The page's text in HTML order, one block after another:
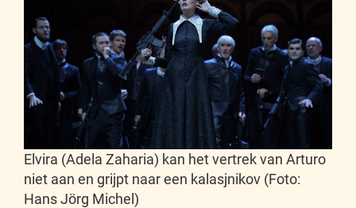
Elvira (Adela Zaharia) kan het vertrek van Arturo
niet aan en grijpt naar een kalasjnikov (Foto:
Hans Jörg Michel)